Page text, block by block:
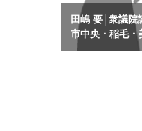
田嶋 要│衆議院
市中央・稲毛・